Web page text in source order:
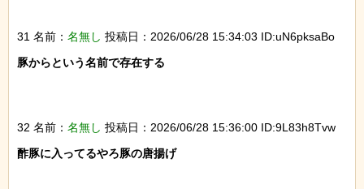
31 名前： 名無し 投稿日：2026/06/28 15:34:03 ID:uN6pksaBo
豚からという名前で存在する
32 名前： 名無し 投稿日：2026/06/28 15:36:00 ID:9L83h8Tvw
酢豚に入ってるやろ豚の唐揚げ